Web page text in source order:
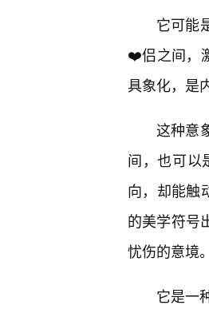
它可能
❤️侣之间，
具象化，是
这种意
间，也可以
向，却能触
的美学符号
忧伤的意境。
它是一